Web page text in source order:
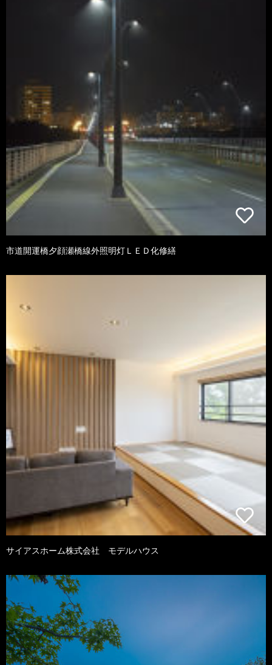
市道開運橋夕顔瀬橋線外照明灯ＬＥＤ化修繕
サイアスホーム株式会社 モデルハウス